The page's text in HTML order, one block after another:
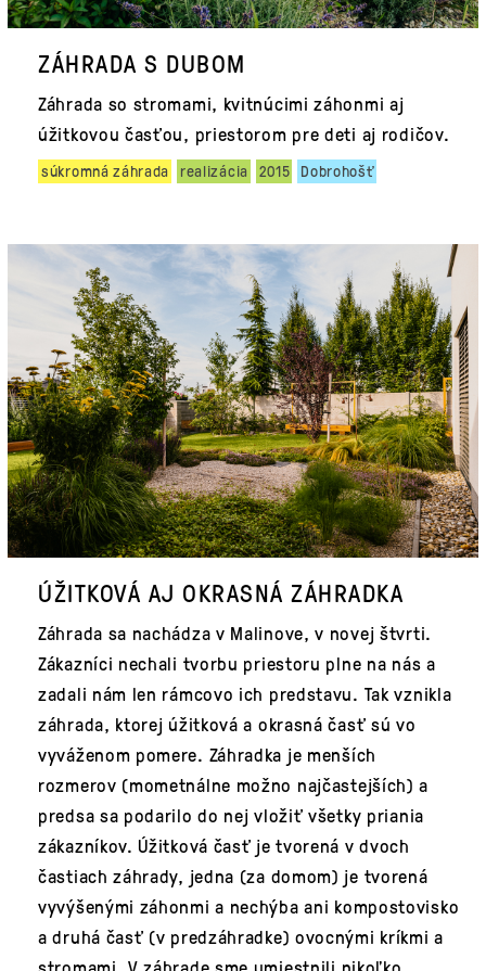
ZÁHRADA S DUBOM
Záhrada so stromami, kvitnúcimi záhonmi aj
úžitkovou časťou, priestorom pre deti aj rodičov.
súkromná záhrada realizácia 2015 Dobrohošť
ÚŽITKOVÁ AJ OKRASNÁ ZÁHRADKA
Záhrada sa nachádza v Malinove, v novej štvrti.
Zákazníci nechali tvorbu priestoru plne na nás a
zadali nám len rámcovo ich predstavu. Tak vznikla
záhrada, ktorej úžitková a okrasná časť sú vo
vyváženom pomere. Záhradka je menších
rozmerov (mometnálne možno najčastejších) a
predsa sa podarilo do nej vložiť všetky priania
zákazníkov. Úžitková časť je tvorená v dvoch
častiach záhrady, jedna (za domom) je tvorená
vyvýšenými záhonmi a nechýba ani kompostovisko
a druhá časť (v predzáhradke) ovocnými kríkmi a